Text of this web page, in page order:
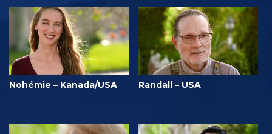
Nohémie – Kanada/USA Randall – USA